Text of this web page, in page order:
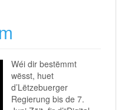
Wéi dir bestëmmt
wësst, huet
d’Lëtzebuerger
Regierung bis de 7.